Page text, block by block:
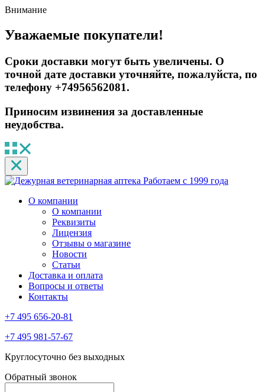
Внимание
Уважаемые покупатели!
Сроки доставки могут быть увеличены. О
точной дате доставки уточняйте, пожалуйста, по
телефону +74956562081.
Приносим извинения за доставленные
неудобства.
Работаем с 1999 года
О компании
О компании
Реквизиты
Лицензия
Отзывы о магазине
Новости
Статьи
Доставка и оплата
Вопросы и ответы
Контакты
+7 495 656-20-81
+7 495 981-57-67
Круглосуточно без выходных
Обратный звонок